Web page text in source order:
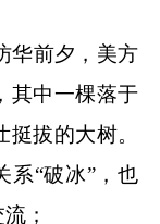
前夕，美方
其中一棵落于
拔的大树。
系“破冰”，也
；